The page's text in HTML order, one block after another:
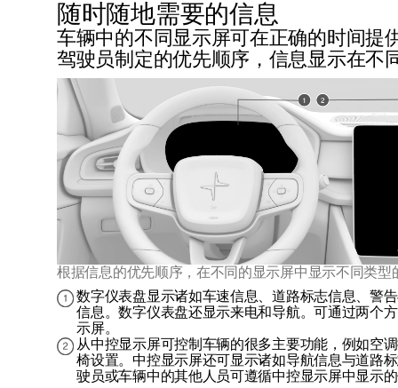
随时随地需要的信息
车辆中的不同显示屏可在正确的时间提
驾驶员制定的优先顺序，信息显示在不
根据信息的优先顺序，在不同的显示屏中显示不同类型
数字仪表盘显示诸如车速信息、道路标志信息、警
信息。数字仪表盘还显示来电和导航。可通过两个
示屏。
从中控显示屏可控制车辆的很多主要功能，例如空
椅设置。中控显示屏还可显示诸如导航信息与道路
驶员或车辆中的其他人员可遵循中控显示屏中显示